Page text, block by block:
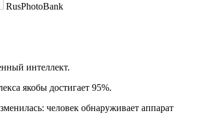
RusPhotoBank
интеллект.
якобы достигает 95%.
человек обнаруживает аппарат